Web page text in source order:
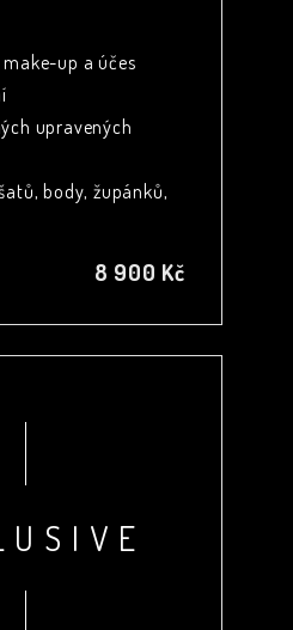
up a účes
upravených
body, župánků,
8 900 Kč